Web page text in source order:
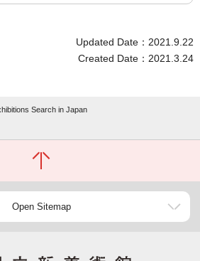
Updated Date：2021.9.22
Created Date：2021.3.24
Search in Japan
Open Sitemap